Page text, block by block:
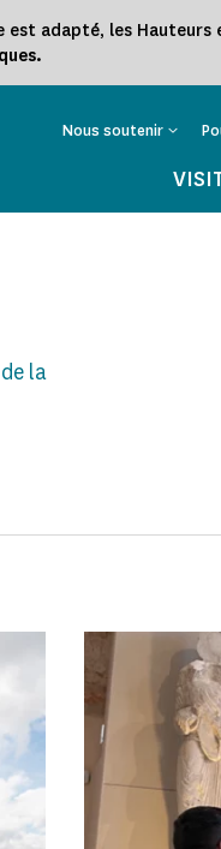
est adapté, les
Nous soutenir
la